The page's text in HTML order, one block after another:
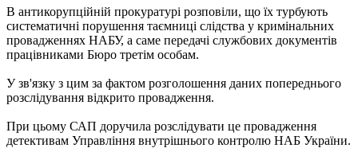
В антикорупційній прокуратурі розповіли, що їх турбують
систематичні порушення таємниці слідства у кримінальних
провадженнях НАБУ, а саме передачі службових документів
працівниками Бюро третім особам.
У зв'язку з цим за фактом розголошення даних попереднього
розслідування відкрито провадження.
При цьому САП доручила розслідувати це провадження
детективам Управління внутрішнього контролю НАБ України.